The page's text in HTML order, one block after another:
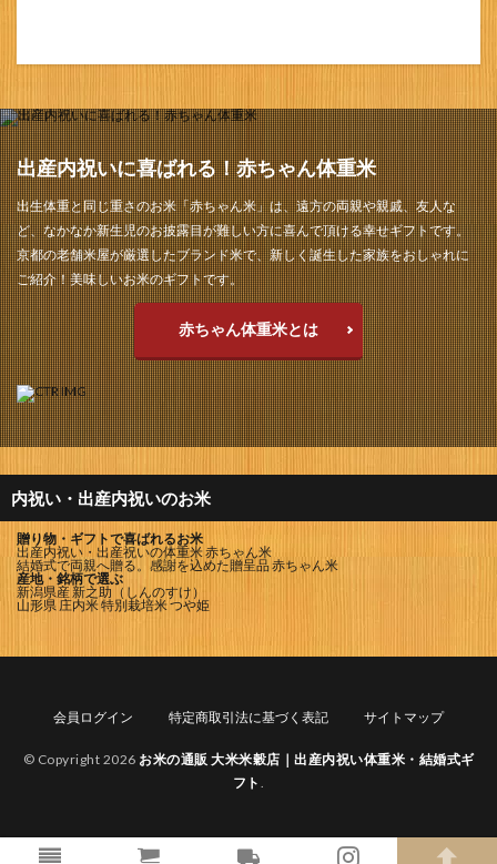
出産内祝いに喜ばれる！赤ちゃん体重米
出生体重と同じ重さのお米「赤ちゃん米」は、遠方の両親や親戚、友人な
ど、なかなか新生児のお披露目が難しい方に喜んで頂ける幸せギフトです。
京都の老舗米屋が厳選したブランド米で、新しく誕生した家族をおしゃれに
ご紹介！美味しいお米のギフトです。
赤ちゃん体重米とは
内祝い・出産内祝いのお米
贈り物・ギフトで喜ばれるお米
出産内祝い・出産祝いの体重米 赤ちゃん米
結婚式で両親へ贈る。感謝を込めた贈呈品 赤ちゃん米
産地・銘柄で選ぶ
新潟県産 新之助（しんのすけ）
山形県 庄内米 特別栽培米 つや姫
会員ログイン 特定商取引法に基づく表記 サイトマップ
© Copyright 2026 お米の通販 大米米穀店｜出産内祝い体重米・結婚式ギ
フト .